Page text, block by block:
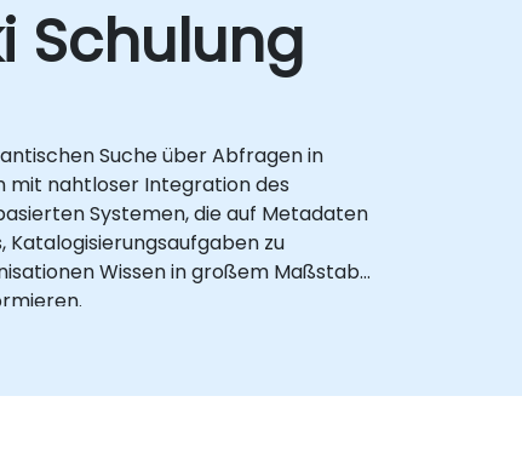
Schulung
Suche über Abfragen in
mit nahtloser Integration des
Systemen, die auf Metadaten
zu
Wissen in großem Maßstab